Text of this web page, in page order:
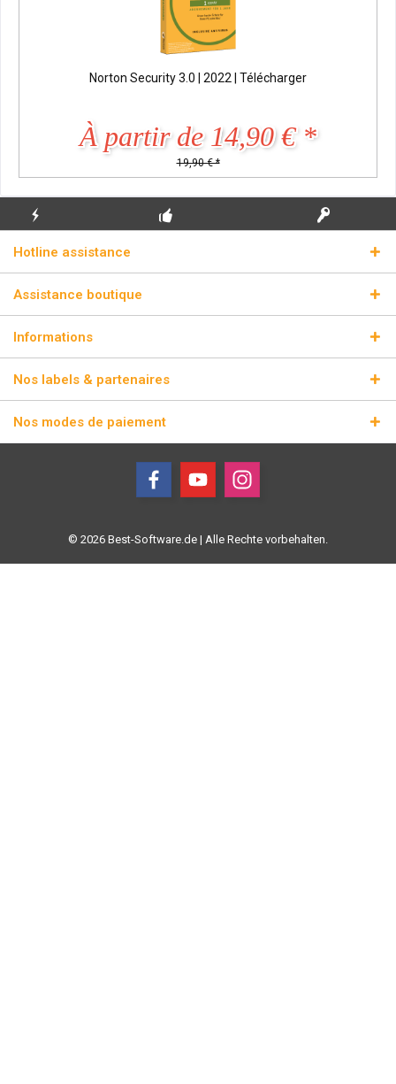
Norton Security 3.0 | 2022 | Télécharger
À partir de 14,90 € *
19,90 € *
ÉCLAIR
Hotline assistance
Assistance boutique
Informations
Nos labels & partenaires
Nos modes de paiement
© 2026 Best-Software.de | Alle Rechte vorbehalten.